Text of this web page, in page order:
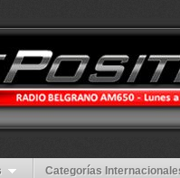
Categorías